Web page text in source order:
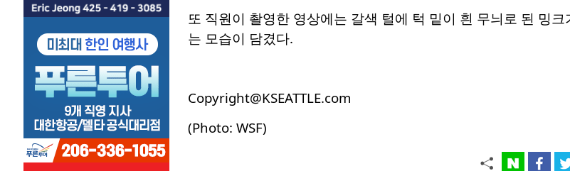
또 직원이 촬영한 영상에는 갈색 털에 턱 밑이 흰 무늬로 된 밍
는 모습이 담겼다.
Copyright@KSEATTLE.com
(Photo: WSF)